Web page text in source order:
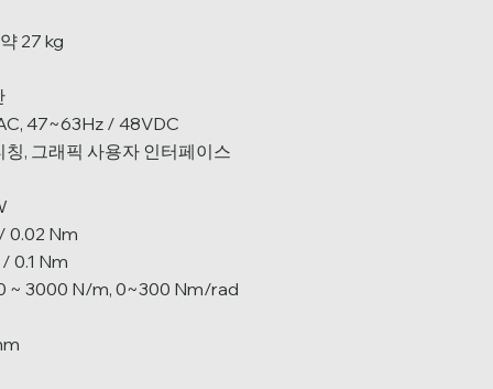
27 kg
47~63Hz / 48VDC
, 그래픽 사용자 인터페이스
0.02 Nm
0.1 Nm
~ 3000 N/m, 0~300 Nm/rad